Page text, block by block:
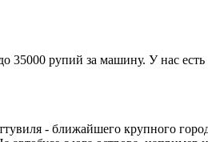
35000 рупий за машину. У нас
- ближайшего крупного